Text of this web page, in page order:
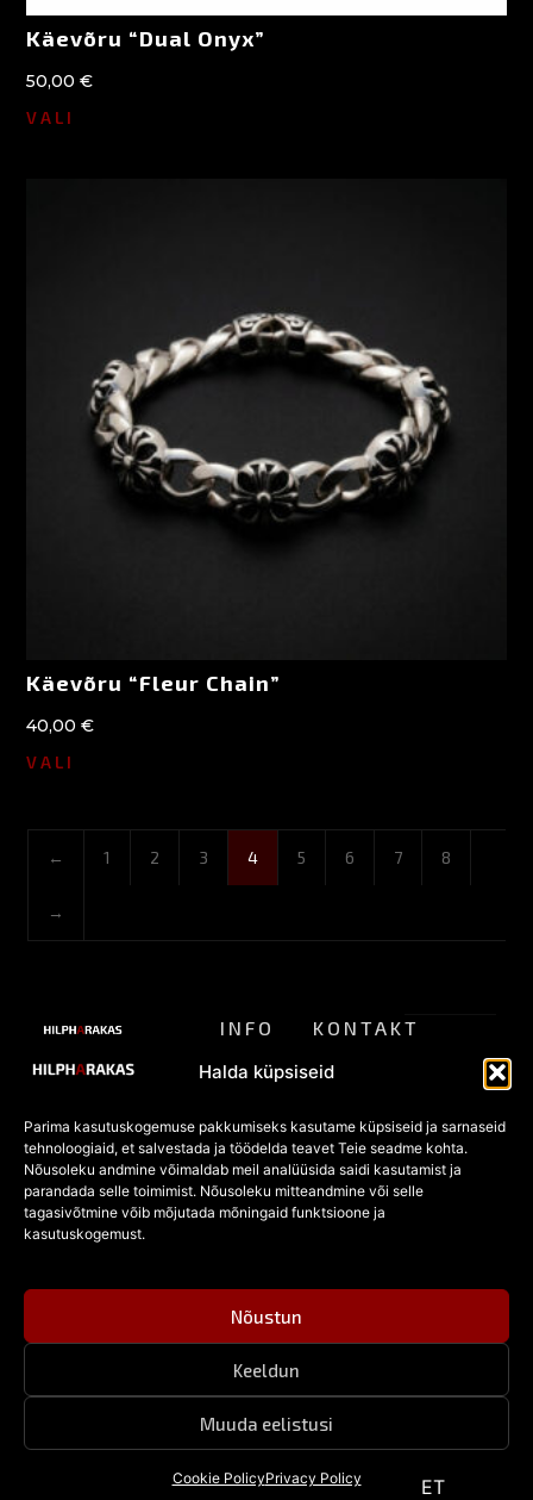
Halda küpsiseid
Parima kasutuskogemuse pakkumiseks kasutame küpsiseid ja sarnaseid
tehnoloogiaid, et salvestada ja töödelda teavet Teie seadme kohta.
Nõusoleku andmine võimaldab meil analüüsida saidi kasutamist ja
parandada selle toimimist. Nõusoleku mitteandmine või selle
tagasivõtmine võib mõjutada mõningaid funktsioone ja
kasutuskogemust.
Nõustun
Keeldun
Muuda eelistusi
Cookie PolicyPrivacy Policy
Käevõru “Dual Onyx”
50,00€
VALI
Käevõru “Fleur Chain”
40,00€
VALI
← 1 2 3 4 5 6 7 8
→
POOD
Eesti
vanim
alternatiivmoe
pood
alates
rokkstiili
POOD
Kõik
INFO
Meist
KKK
KONTAKT
pood@hilpharakas.ee
5182136
Facebook
Hilpharakas.
Privaatsu
Müügitingi
mused
ET
EN